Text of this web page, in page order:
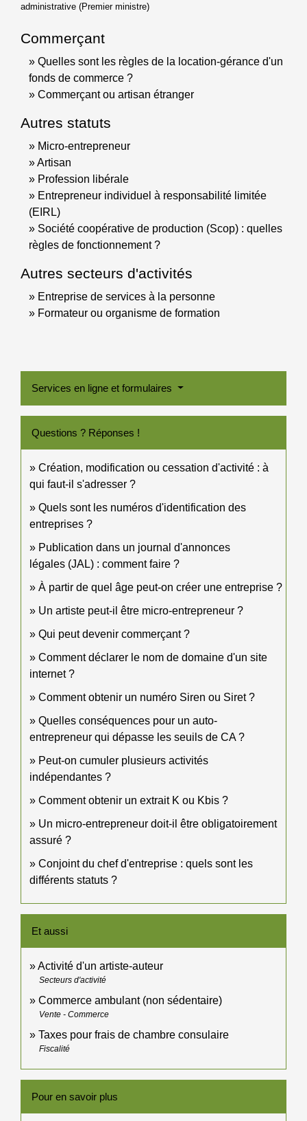
administrative (Premier ministre)
Commerçant
Quelles sont les règles de la location-gérance d'un
fonds de commerce ?
Commerçant ou artisan étranger
Autres statuts
Micro-entrepreneur
Artisan
Profession libérale
Entrepreneur individuel à responsabilité limitée
(EIRL)
Société coopérative de production (Scop) : quelles
règles de fonctionnement ?
Autres secteurs d'activités
Entreprise de services à la personne
Formateur ou organisme de formation
Services en ligne et formulaires
Questions ? Réponses !
Création, modification ou cessation d'activité : à
qui faut-il s'adresser ?
Quels sont les numéros d'identification des
entreprises ?
Publication dans un journal d'annonces
légales (JAL) : comment faire ?
À partir de quel âge peut-on créer une entreprise ?
Un artiste peut-il être micro-entrepreneur ?
Qui peut devenir commerçant ?
Comment déclarer le nom de domaine d'un site
internet ?
Comment obtenir un numéro Siren ou Siret ?
Quelles conséquences pour un auto-
entrepreneur qui dépasse les seuils de CA ?
Peut-on cumuler plusieurs activités
indépendantes ?
Comment obtenir un extrait K ou Kbis ?
Un micro-entrepreneur doit-il être obligatoirement
assuré ?
Conjoint du chef d'entreprise : quels sont les
différents statuts ?
Et aussi
Activité d'un artiste-auteur
Secteurs d'activité
Commerce ambulant (non sédentaire)
Vente - Commerce
Taxes pour frais de chambre consulaire
Fiscalité
Pour en savoir plus